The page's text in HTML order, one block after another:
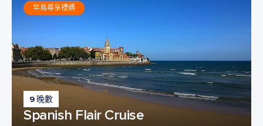
9 晚數
Spanish Flair Cruise
早鳥尊享禮遇